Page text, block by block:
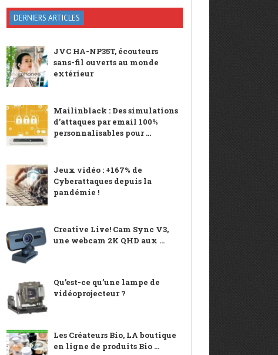
DERNIERS ARTICLES
JVC HA-NP35T, écouteurs
sans-fil ouverts au monde
extérieur
Mailinblack : Des simulations
d’attaques par email 100%
personnalisables pour ...
Jeux vidéo : +167% de
Cyberattaques depuis la
pandémie !
Creative Live! Cam Sync V3,
une webcam 2K QHD aux ...
Qu’est-ce qu’une lampe de
vidéoprojecteur ?
Les Créateurs Bio, LA boutique
en ligne de produits Bio ...